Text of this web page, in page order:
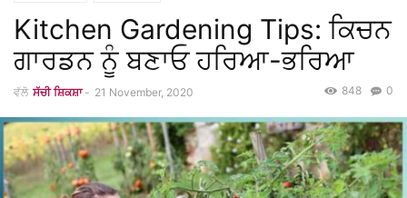
Kitchen Gardening Tips: ਕਿਚਨ
ਗਾਰਡਨ ਨੂੰ ਬਣਾਓ ਹਰਿਆ-ਭਰਿਆ
ਵੱਲੋ ਸੱਚੀ ਸ਼ਿਕਸ਼ਾ - 21 November, 2020 0
848